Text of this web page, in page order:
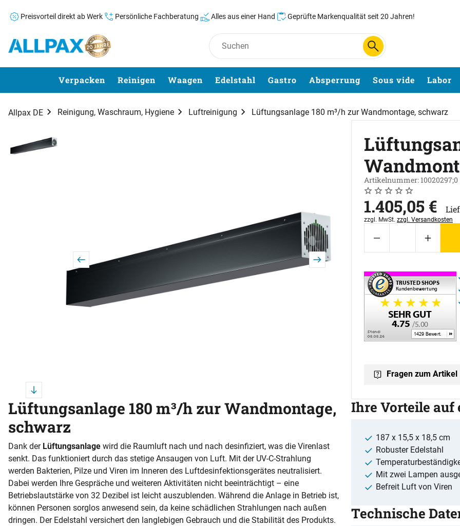
Preisvorteil direkt ab Werk Persönliche Fachberatung Alles aus einer Hand Geprüfte Markenqualität seit 20 Jahren!
Zum Hauptinhalt springen
Verpacken Reinigen Waagen Edelstahl Gastro Absperrung Sous vide Labor
Allpax DE Reinigung, Waschraum, Hygiene Luftreinigung Lüftungsanlage 180 m³/h zur Wandmontage, schwarz
Zur Kaufbox springen
Artikelnummer: 10020297;0
Noch keine Bewertungen
0 Bewertungen
1.405,05 €
Steuerhinweis:
zzgl. MwSt. zzgl. Versandkosten
Fragen zum Artikel
Lüftungsanlage 180 m³/h zur Wandmontage,
schwarz
Dank der Lüftungsanlage wird die Raumluft nach und nach desinfiziert, was die Virenlast
senkt. Das funktioniert durch das stetige Ansaugen von Luft. Mit der UV-C-Strahlung
werden Bakterien, Pilze und Viren im Inneren des Luftdesinfektionsgerätes neutralisiert.
Dabei werden Ihre Gespräche und weiteren Aktivitäten nicht beeinträchtigt – eine
Betriebslautstärke von 32 Dezibel ist leicht auszublenden. Während die Anlage in Betrieb ist,
können Personen sorglos anwesend sein, da keine schädlichen Strahlungen nach außen
dringen. Der Edelstahl versichert den langlebigen Gebrauch und die Stabilität des Produkts.
Ihre Vorteile auf
187 x 15,5 x 18,5 cm
Robuster Edelstahl
Mit zwei Lampen
Befreit Luft von Viren
Technische